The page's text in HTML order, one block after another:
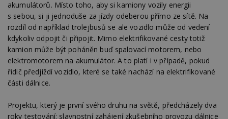
akumulátorů. Místo toho, aby si kamiony vozily energii
s sebou, si ji jednoduše za jízdy odeberou přímo ze sítě. Na
rozdíl od například trolejbusů se ale vozidlo může od vedení
kdykoliv odpojit či připojit. Mimo elektrifikované cesty totiž
kamion může být poháněn buď spalovací motorem, nebo
elektromotorem na akumulátor. A to platí i v případě, pokud
řidič předjíždí vozidlo, které se také nachází na elektrifikované
části dálnice.
Projektu, který je první svého druhu na světě, předcházely dva
roky testování; slavnostní zahájení zkušebního provozu dálnice